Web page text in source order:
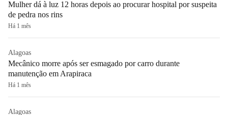
Mulher dá à luz 12 horas depois ao procurar hospital por suspeita
de pedra nos rins
Há 1 mês
Alagoas
Mecânico morre após ser esmagado por carro durante
manutenção em Arapiraca
Há 1 mês
Alagoas